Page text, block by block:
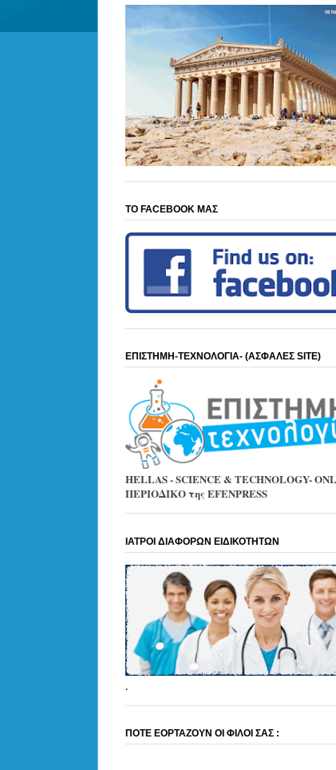
ΤΟ FACEBOOK ΜΑΣ
ΕΠΙΣΤΗΜΗ-ΤΕΧΝΟΛΟΓΙΑ- (ΑΣΦΑΛΕΣ SITE)
HELLAS - SCIENCE & TECHNOLOGY-
ΠΕΡΙΟΔΙΚΟ της EFENPRESS
ΙΑΤΡΟΙ ΔΙΑΦΟΡΩΝ ΕΙΔΙΚΟΤΗΤΩΝ
.
ΠΟΤΕ ΕΟΡΤΑΖΟΥΝ ΟΙ ΦΙΛΟΙ ΣΑΣ :